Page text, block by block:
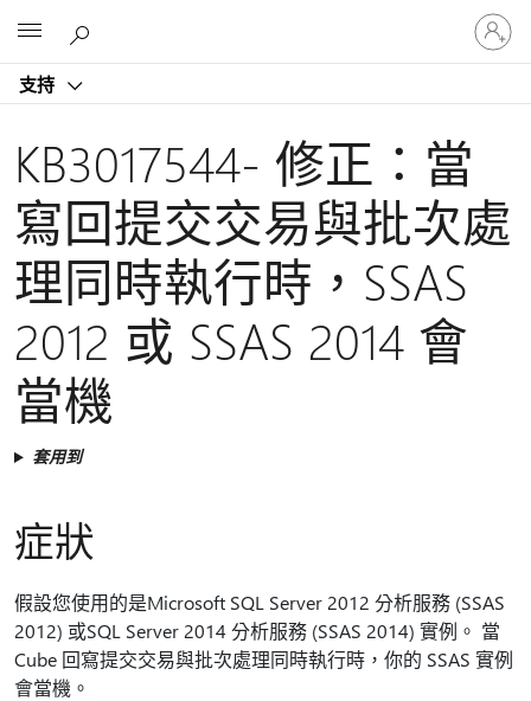
支持
登
入
您
戶
KB3017544- 修正：當
寫回提交交易與批次處
理同時執行時，SSAS
2012 或 SSAS 2014 會
當機
套用到
症狀
假設您使用的是Microsoft SQL Server 2012 分析服務 (SSAS
2012) 或SQL Server 2014 分析服務 (SSAS 2014) 實例。 當
Cube 回寫提交交易與批次處理同時執行時，你的 SSAS 實例
會當機。